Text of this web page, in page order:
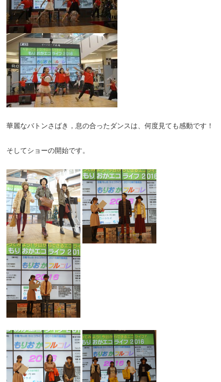
華麗なバトンさばき，息の合ったダンスは、何度見ても感動です！
そしてショーの開始です。